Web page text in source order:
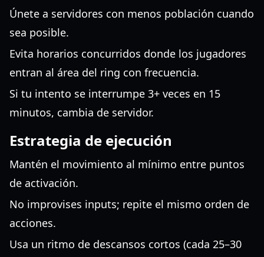
Únete a servidores con menos población cuando
sea posible.
Evita horarios concurridos donde los jugadores
entran al área del ring con frecuencia.
Si tu intento se interrumpe 3+ veces en 15
minutos, cambia de servidor.
Estrategia de ejecución
Mantén el movimiento al mínimo entre puntos
de activación.
No improvises inputs; repite el mismo orden de
acciones.
Usa un ritmo de descansos cortos (cada 25–30